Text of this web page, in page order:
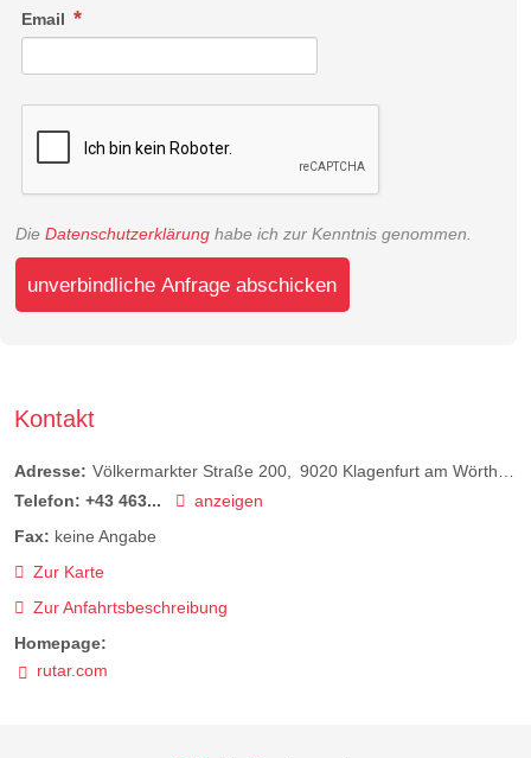
Email
Die Datenschutzerklärung habe ich zur Kenntnis genommen.
unverbindliche Anfrage abschicken
Kontakt
Adresse: Völkermarkter Straße 200 9020 Klagenfurt am Wörthersee
Telefon: +43 463...
anzeigen
Fax: keine Angabe
Zur Karte
Zur Anfahrtsbeschreibung
Homepage:
rutar.com